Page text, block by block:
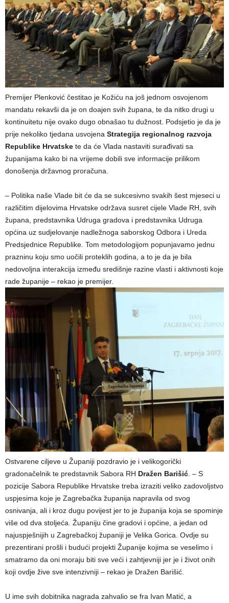
Premijer Plenković čestitao je Kožiću na još jednom osvojenom
mandatu rekavši da je on doajen svih župana, te da nitko drugi u
kontinuitetu nije ovako dugo obnašao tu dužnost. Podsjetio je da je
prije nekoliko tjedana usvojena Strategija regionalnog razvoja
Republike Hrvatske te da će Vlada nastaviti surađivati sa
županijama kako bi na vrijeme dobili sve informacije prilikom
donošenja državnog proračuna.
– Politika naše Vlade bit će da se sukcesivno svakih šest mjeseci u
različitim dijelovima Hrvatske održava susret cijele Vlade RH, svih
župana, predstavnika Udruga gradova i predstavnika Udruga
općina uz sudjelovanje nadležnoga saborskog Odbora i Ureda
Predsjednice Republike. Tom metodologijom popunjavamo jednu
prazninu koju smo uočili proteklih godina, a to je da je bila
nedovoljna interakcija između središnje razine vlasti i aktivnosti koje
rade županije – rekao je premijer.
Ostvarene ciljeve u Županiji pozdravio je i velikogorički
gradonačelnik te predstavnik Sabora RH Dražen Barišić. – S
pozicije Sabora Republike Hrvatske treba izraziti veliko zadovoljstvo
uspjesima koje je Zagrebačka županija napravila od svog
osnivanja, ali i kroz dugu povijest jer to je županija koja se spominje
više od dva stoljeća. Županiju čine gradovi i općine, a jedan od
najuspješnijih u Zagrebačkoj županiji je Velika Gorica. Ovdje su
prezentirani prošli i budući projekti Županije kojima se veselimo i
smatramo da oni moraju biti sve veći i zahtjevniji jer je i život onih
koji ovdje žive sve intenzivniji – rekao je Dražen Barišić.
U ime svih dobitnika nagrada zahvalio se fra Ivan Matić, a